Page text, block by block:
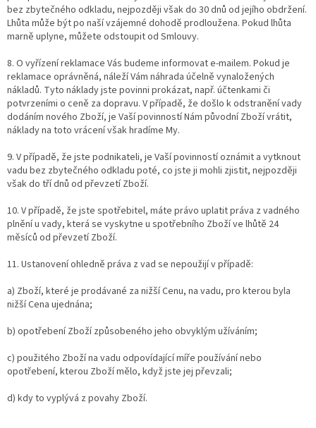
bez zbytečného odkladu, nejpozději však do 30 dnů od jejího obdržení.
Lhůta může být po naší vzájemné dohodě prodloužena. Pokud lhůta
marně uplyne, můžete odstoupit od Smlouvy.
8. O vyřízení reklamace Vás budeme informovat e-mailem. Pokud je
reklamace oprávněná, náleží Vám náhrada účelně vynaložených
nákladů. Tyto náklady jste povinni prokázat, např. účtenkami či
potvrzeními o ceně za dopravu. V případě, že došlo k odstranění vady
dodáním nového Zboží, je Vaší povinností Nám původní Zboží vrátit,
náklady na toto vrácení však hradíme My.
9. V případě, že jste podnikateli, je Vaší povinností oznámit a vytknout
vadu bez zbytečného odkladu poté, co jste ji mohli zjistit, nejpozději
však do tří dnů od převzetí Zboží.
10. V případě, že jste spotřebitel, máte právo uplatit práva z vadného
plnění u vady, která se vyskytne u spotřebního Zboží ve lhůtě 24
měsíců od převzetí Zboží.
11. Ustanovení ohledně práva z vad se nepoužijí v případě:
a) Zboží, které je prodávané za nižší Cenu, na vadu, pro kterou byla
nižší Cena ujednána;
b) opotřebení Zboží způsobeného jeho obvyklým užíváním;
c) použitého Zboží na vadu odpovídající míře používání nebo
opotřebení, kterou Zboží mělo, když jste jej převzali;
d) kdy to vyplývá z povahy Zboží.